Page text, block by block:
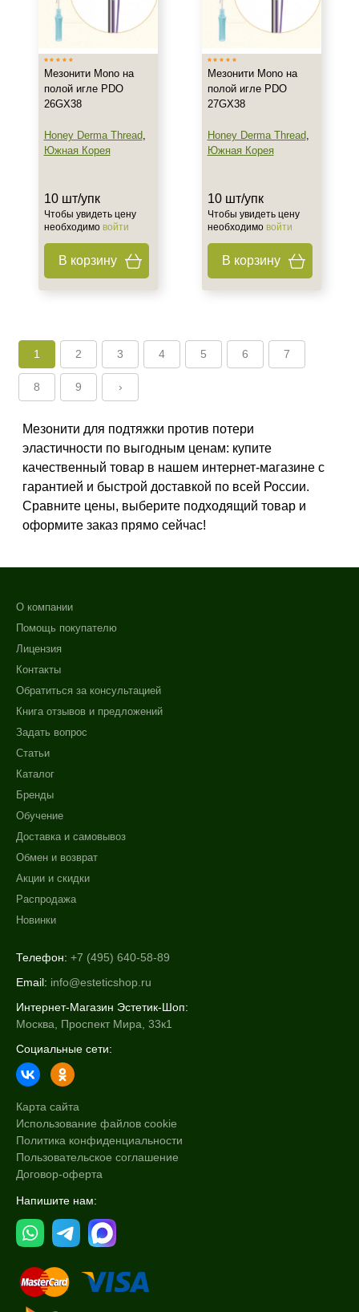
Мезонити Mono на
полой игле PDO
26GX38
Honey Derma Thread,
Южная Корея
10 шт/упк
Чтобы увидеть цену
необходимо войти
В корзину
Мезонити Mono на
полой игле PDO
27GX38
Honey Derma Thread,
Южная Корея
10 шт/упк
Чтобы увидеть цену
необходимо войти
В корзину
1 2 3 4 5 6 7
8 9 ›
Мезонити для подтяжки против потери
эластичности по выгодным ценам: купите
качественный товар в нашем интернет-магазине с
гарантией и быстрой доставкой по всей России.
Сравните цены, выберите подходящий товар и
оформите заказ прямо сейчас!
О компании
Помощь покупателю
Лицензия
Контакты
Обратиться за консультацией
Книга отзывов и предложений
Задать вопрос
Статьи
Каталог
Бренды
Обучение
Доставка и самовывоз
Обмен и возврат
Акции и скидки
Распродажа
Новинки
Телефон: +7 (495) 640-58-89
Email: info@esteticshop.ru
Интернет-Магазин Эстетик-Шоп:
Москва, Проспект Мира, 33к1
Социальные сети:
Карта сайта
Использование файлов cookie
Политика конфиденциальности
Пользовательское соглашение
Договор-оферта
Напишите нам: